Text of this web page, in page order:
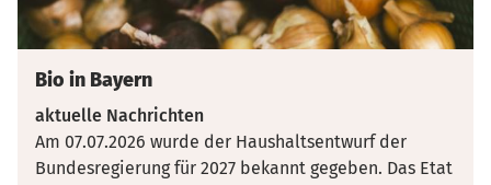
Bio in Bayern
aktuelle Nachrichten
Am 07.07.2026 wurde der Haushaltsentwurf der
Bundesregierung für 2027 bekannt gegeben. Das Etat